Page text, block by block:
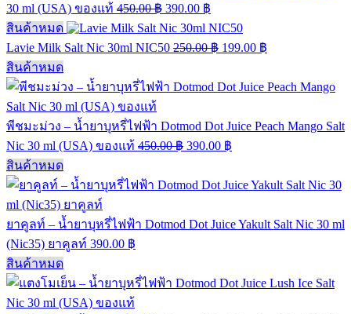
30 ml (USA) ของแท้ 450.00฿ 390.00 ฿
สินค้าหมด
Lavie Milk Salt Nic 30ml NIC50 250.00฿ 199.00 ฿
สินค้าหมด
พีชมะม่วง – น้ำยาบุหรี่ไฟฟ้า Dotmod Dot Juice Peach Mango Salt
Nic 30 ml (USA) ของแท้ 450.00฿ 390.00 ฿
สินค้าหมด
ยาคูลท์ – น้ำยาบุหรี่ไฟฟ้า Dotmod Dot Juice Yakult Salt Nic 30 ml
(Nic35) ยาคูลท์ 390.00 ฿
สินค้าหมด